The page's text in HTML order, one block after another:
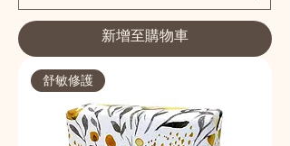
新增至購物車
舒敏修護